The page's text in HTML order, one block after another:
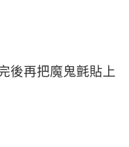
後再把魔鬼氈貼上